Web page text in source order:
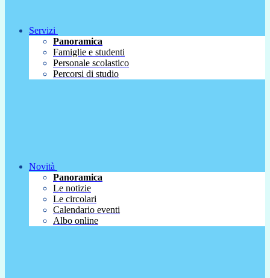
Servizi
Panoramica
Famiglie e studenti
Personale scolastico
Percorsi di studio
Novità
Panoramica
Le notizie
Le circolari
Calendario eventi
Albo online